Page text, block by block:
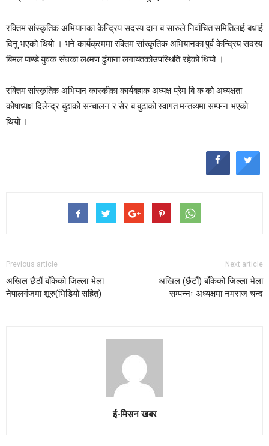
रक्तिम सांस्कृतिक अभियानका केन्द्रिय सदस्य दान ब सारुले निर्वाचित समितिलाई बधाई
दिनु भएको थियो । भने कार्यक्रममा रक्तिम सांस्कृतिक अभियानका पुर्व केन्द्रिय सदस्य
बिमल पाण्डे युवक संघका लक्ष्मण ढुंगाना लगायतकोउपस्थिति रहेको थियो ।
रक्तिम सांस्कृतिक अभियान कास्कीका कार्यबहाक अध्यक्ष प्रेम बि क को अध्यक्षता
कोषाध्यक्ष दिलेन्द्र बुढाको सन्चालन र सेर ब बुढाको स्वागत मन्तव्यमा सम्पन्न भएको
थियो ।
Previous article
अखिल छैठौं बाँकेको जिल्ला भेला
नेपालगंजमा शूरु(भिडियो सहित)
Next article
अखिल (छैटौं) बाँकेको जिल्ला भेला
सम्पन्नः अध्यक्षमा नमराज चन्द
ई-मिसन खबर